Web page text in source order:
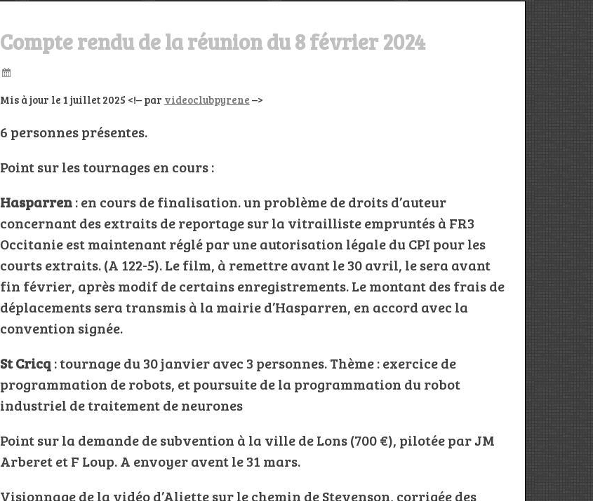
Compte rendu de la réunion du 8 février 2024
Mis à jour le 1 juillet 2025 <!– par videoclubpyrene –>
6 personnes présentes.
Point sur les tournages en cours :
Hasparren: en cours de finalisation. un problème de droits d’auteur
concernant des extraits de reportage sur la vitrailliste empruntés à FR3
Occitanie est maintenant réglé par une autorisation légale du CPI pour les
courts extraits. (A 122-5). Le film, à remettre avant le 30 avril, le sera avant
fin février, après modif de certains enregistrements. Le montant des frais de
déplacements sera transmis à la mairie d’Hasparren, en accord avec la
convention signée.
St Cricq : tournage du 30 janvier avec 3 personnes. Thème : exercice de
programmation de robots, et poursuite de la programmation du robot
industriel de traitement de neurones
Point sur la demande de subvention à la ville de Lons (700 €), pilotée par JM
Arberet et F Loup. A envoyer avent le 31 mars.
Visionnage de la vidéo d’Aliette sur le chemin de Stevenson, corrigée des